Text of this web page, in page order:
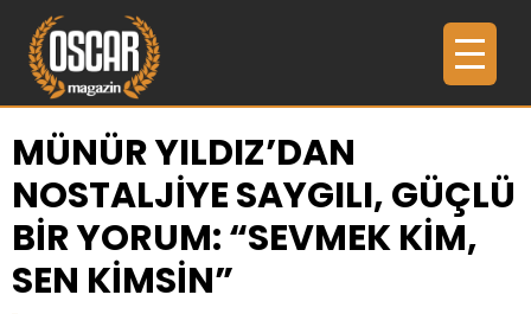
MÜNÜR YILDIZ’DAN
NOSTALJİYE SAYGILI, GÜÇLÜ
BİR YORUM: “SEVMEK KİM,
SEN KİMSİN”